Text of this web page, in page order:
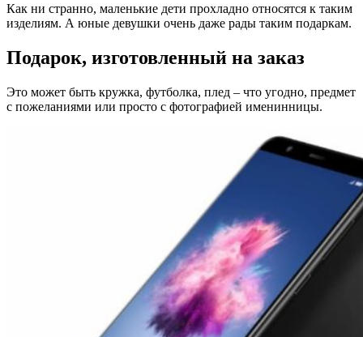
Как ни странно, маленькие дети прохладно относятся к таким
изделиям. А юные девушки очень даже рады таким подаркам.
Подарок, изготовленный на заказ
Это может быть кружка, футболка, плед – что угодно, предмет
с пожеланиями или просто с фотографией именинницы.